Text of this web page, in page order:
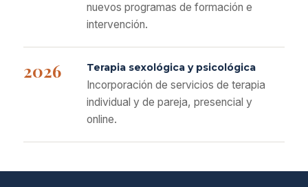
nuevos programas de formación e
intervención.
2026 Terapia sexológica y psicológica
Incorporación de servicios de terapia
individual y de pareja, presencial y
online.